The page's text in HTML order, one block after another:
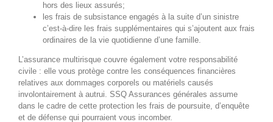
hors des lieux assurés;
les frais de subsistance engagés à la suite d’un sinistre
c’est-à-dire les frais supplémentaires qui s’ajoutent aux frais
ordinaires de la vie quotidienne d’une famille.
L’assurance multirisque couvre également votre responsabilité
civile : elle vous protège contre les conséquences financières
relatives aux dommages corporels ou matériels causés
involontairement à autrui. SSQ Assurances générales assume
dans le cadre de cette protection les frais de poursuite, d’enquête
et de défense qui pourraient vous incomber.